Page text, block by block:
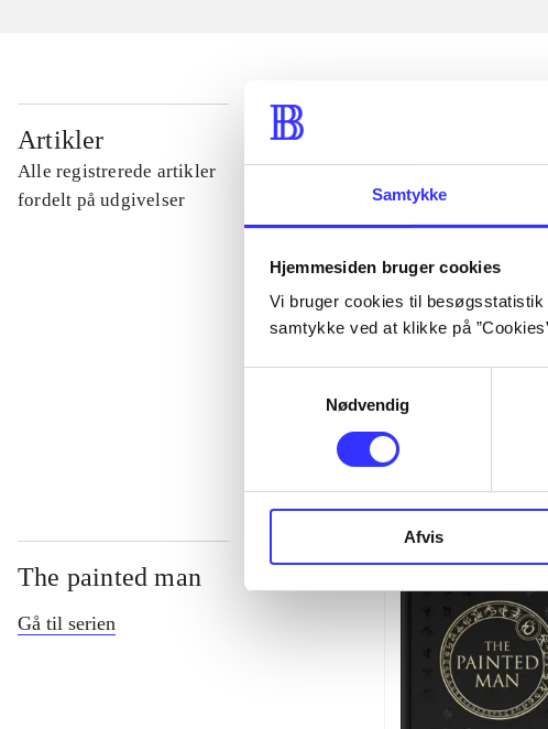
Samtykke
Hjemmesiden bruger cookies
Vi bruger cookies til
samtykke ved at klikke på
Nødvendig
Afvis
Artikler
Alle registrerede artikler
fordelt på udgivelser
...
...
...
...
The painted man
Gå til serien